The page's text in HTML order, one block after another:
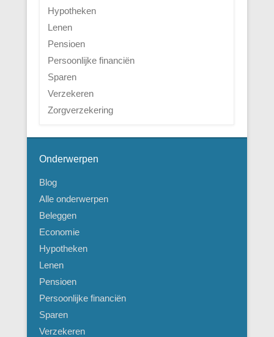
Hypotheken
Lenen
Pensioen
Persoonlijke financiën
Sparen
Verzekeren
Zorgverzekering
Onderwerpen
Blog
Alle onderwerpen
Beleggen
Economie
Hypotheken
Lenen
Pensioen
Persoonlijke financiën
Sparen
Verzekeren